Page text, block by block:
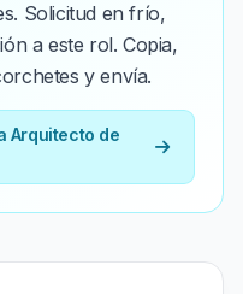
Solicitud en frío,
a este rol. Copia,
y envía.
Arquitecto de